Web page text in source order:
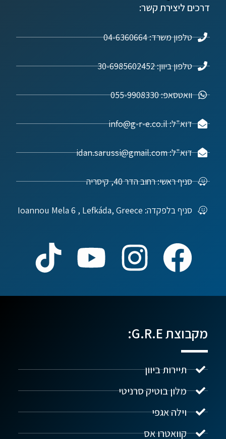
דרכים ליצירת קשר:
טלפון משרד: 04-6360664
טלפון ביוון: 30-6985602452
וואטסאפ: 055-9908330
דוא"ל: info@g-r-e.co.il
דוא"ל: idan.sarussi@gmail.com
סניף ראשי: רחוב הדר 40, קיסריה
סניף בלפקדה: Ioannou Mela 6 , Lefkáda, Greece
מקבוצת G.R.E:
תיירות ביוון
מלון בוטיק סרניטי
וילה אגפי
קוואטרו אס
נדל"ן ביוון G.R.E